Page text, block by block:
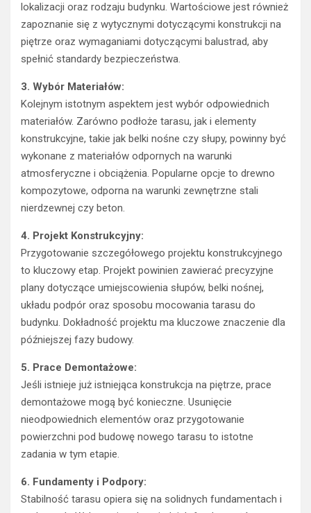
lokalizacji oraz rodzaju budynku. Wartościowe jest również
zapoznanie się z wytycznymi dotyczącymi konstrukcji na
piętrze oraz wymaganiami dotyczącymi balustrad, aby
spełnić standardy bezpieczeństwa.
3. Wybór Materiałów:
Kolejnym istotnym aspektem jest wybór odpowiednich
materiałów. Zarówno podłoże tarasu, jak i elementy
konstrukcyjne, takie jak belki nośne czy słupy, powinny być
wykonane z materiałów odpornych na warunki
atmosferyczne i obciążenia. Popularne opcje to drewno
kompozytowe, odporna na warunki zewnętrzne stali
nierdzewnej czy beton.
4. Projekt Konstrukcyjny:
Przygotowanie szczegółowego projektu konstrukcyjnego
to kluczowy etap. Projekt powinien zawierać precyzyjne
plany dotyczące umiejscowienia słupów, belki nośnej,
układu podpór oraz sposobu mocowania tarasu do
budynku. Dokładność projektu ma kluczowe znaczenie dla
późniejszej fazy budowy.
5. Prace Demontażowe:
Jeśli istnieje już istniejąca konstrukcja na piętrze, prace
demontażowe mogą być konieczne. Usunięcie
nieodpowiednich elementów oraz przygotowanie
powierzchni pod budowę nowego tarasu to istotne
zadania w tym etapie.
6. Fundamenty i Podpory:
Stabilność tarasu opiera się na solidnych fundamentach i